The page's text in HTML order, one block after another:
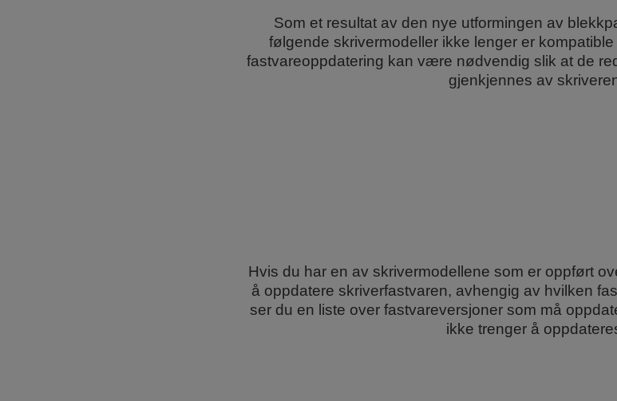
Som et resultat av den nye utformingen av
følgende skrivermodeller ikke lenger er
fastvareoppdatering kan være nødvendig slik at de
gjenkjennes av
Hvis du har en av skrivermodellene som er oppført
å oppdatere skriverfastvaren, avhengig av hvilken
ser du en liste over fastvareversjoner som må
ikke trenger å